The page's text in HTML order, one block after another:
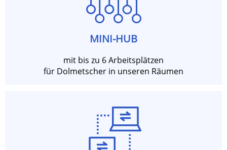
MINI-HUB
mit bis zu 6 Arbeitsplätzen
für Dolmetscher in unseren Räumen